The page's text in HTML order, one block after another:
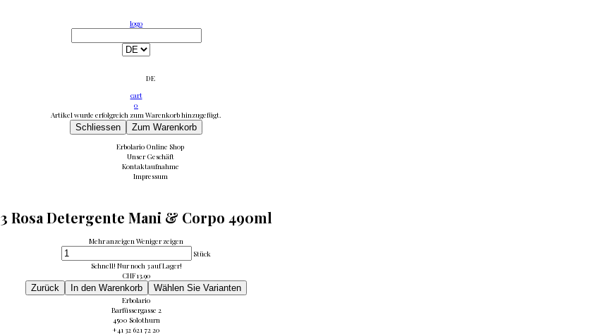
logo
DE
cart
0
Artikel wurde erfolgreich zum Warenkorb hinzugefügt.
Schliessen Zum Warenkorb
Erbolario Online Shop
Unser Geschäft
Kontaktaufnahme
Impressum
3 Rosa Detergente Mani & Corpo 490ml
Mehr anzeigenWeniger zeigen
Stück
Schnell! Nur noch 3 auf Lager!
CHF13.90
Zurück In den Warenkorb Wählen Sie Varianten
Erbolario
Barfüssergasse 2
4500 Solothurn
+41 32 621 72 20